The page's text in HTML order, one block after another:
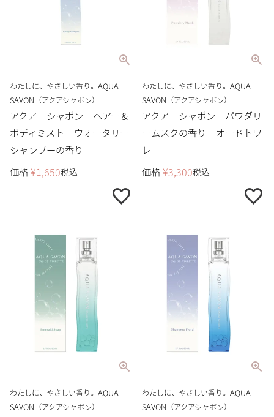
わたしに、やさしい香り。AQUA
SAVON（アクアシャボン）
アクア シャボン ヘアー＆
ボディミスト ウォータリー
シャンプーの香り
価格 ¥1,650税込
わたしに、やさしい香り。AQUA
SAVON（アクアシャボン）
アクア シャボン パウダリ
ームスクの香り オードトワ
レ
価格 ¥3,300税込
わたしに、やさしい香り。AQUA
SAVON（アクアシャボン）
わたしに、やさしい香り。AQUA
SAVON（アクアシャボン）